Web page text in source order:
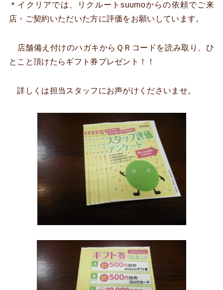
＊イクリアでは、リクルートsuumoからの依頼でご来
店・ご契約いただいた方に評価をお願いしています。
店舗備え付けのハガキからＱＲコードを読み取り、ひ
とこと頂けたらギフト券プレゼント！！
詳しくは担当スタッフにお声がけくださいませ。